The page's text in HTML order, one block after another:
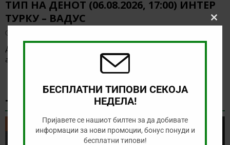
ТИП НА ДЕНОТ (06.08.2026, 17:00) ИНТЕР
ТУРКУ – ВАДУС
Денес има солидна понуда за обложување, а ние ќе го
анализираме дуелот од Конференциската лига
ТИКЕТ НА ДЕНОТ
ТИКЕТ НА ДЕНОТ
БЕСПЛАТНИ ТИПОВИ СЕКОЈА
НЕДЕЛА!
Пријавете се нашиот билтен за да добивате
информации за нови промоции, бонус понуди и
бесплатни типови!